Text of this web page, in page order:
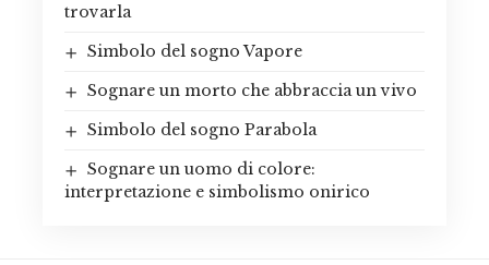
trovarla
Simbolo del sogno Vapore
Sognare un morto che abbraccia un vivo
Simbolo del sogno Parabola
Sognare un uomo di colore:
interpretazione e simbolismo onirico